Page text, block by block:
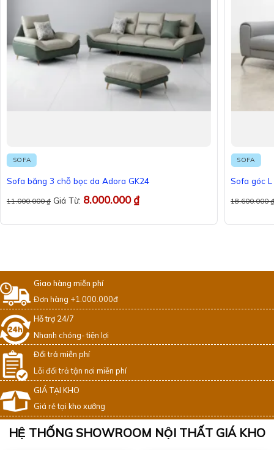
SOFA
Sofa băng 3 chỗ bọc da Adora GK24
11.000.000₫ Giá Từ: 8.000.000₫
SOFA
Sofa góc
18.600.000
Giao hàng miễn phí
Đơn hàng +1.000.000đ
Hỗ trợ 24/7
Nhanh chóng- tiện lợi
Đổi trả miễn phí
Lỗi đổi trả tận nơi miễn phí
GIÁ TẠI KHO
Giá rẻ tại kho xưởng
HỆ THỐNG SHOWROOM NỘI THẤT GIÁ KHO